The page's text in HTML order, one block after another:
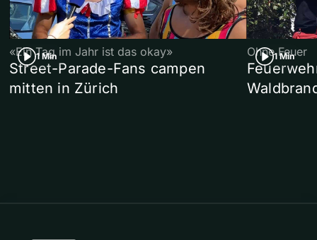
1 Min
«Ein Tag im Jahr ist das okay»
Street-Parade-Fans campen
mitten in Zürich
1 Min
Ohne Feuer